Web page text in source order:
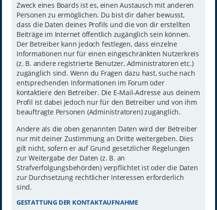
Zweck eines Boards ist es, einen Austausch mit anderen
Personen zu ermöglichen. Du bist dir daher bewusst,
dass die Daten deines Profils und die von dir erstellten
Beiträge im Internet öffentlich zugänglich sein können.
Der Betreiber kann jedoch festlegen, dass einzelne
Informationen nur für einen eingeschränkten Nutzerkreis
(z. B. andere registrierte Benutzer, Administratoren etc.)
zugänglich sind. Wenn du Fragen dazu hast, suche nach
entsprechenden Informationen im Forum oder
kontaktiere den Betreiber. Die E-Mail-Adresse aus deinem
Profil ist dabei jedoch nur für den Betreiber und von ihm
beauftragte Personen (Administratoren) zugänglich.
Andere als die oben genannten Daten wird der Betreiber
nur mit deiner Zustimmung an Dritte weitergeben. Dies
gilt nicht, sofern er auf Grund gesetzlicher Regelungen
zur Weitergabe der Daten (z. B. an
Strafverfolgungsbehörden) verpflichtet ist oder die Daten
zur Durchsetzung rechtlicher Interessen erforderlich
sind.
GESTATTUNG DER KONTAKTAUFNAHME